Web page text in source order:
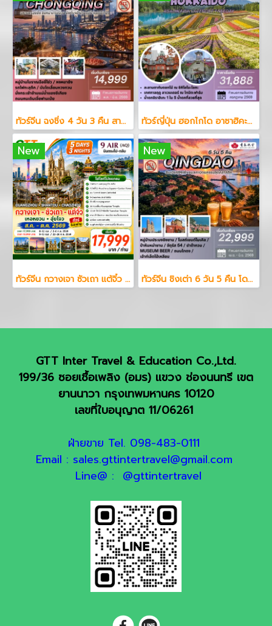
ทัวร์จีน ฉงชิ่ง 4 วัน 3 คืน สายการบินเสฉวน แอร์ไลน์ ทัวร์ญี่ปุ่น ฮอกไกโด อาซาฮิคะวะ ลาเวนเดอร์ 5 วัน 3 คืน
New
ทัวร์จีน กวางเจา ซัวเถา แต้จิ๋ว 5 วัน 3 คืน
New
ทัวร์จีน ชิงเต่า 6 วัน 5 คืน โดยสายการบิน ชิงเต่า แอร์ไลน์
GTT Inter Travel & Education Co.,Ltd.
199/36 ซอยเชื้อเพลิง (อมร) แขวง ช่องนนทรี เขต
ยานนาวา กรุงเทพมหานคร 10120
เลขที่ใบอนุญาต 11/06261
ฝ่ายขาย Tel. 098-483-0111
Email : sales.gttintertravel@gmail.com
Line@ : @gttintertravel